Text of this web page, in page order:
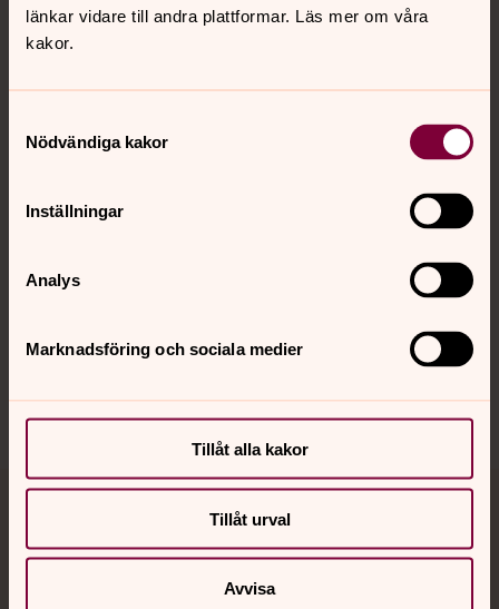
länkar vidare till andra plattformar. Läs mer om våra
kakor.
Nödvändiga kakor
Inställningar
Analys
Marknadsföring och sociala medier
Tillåt alla kakor
Tillåt urval
Avvisa
Kontakt
Sociala kanaler
Jourhavande präst
Akut samtals- och krisstöd. Prata eller chatta anonymt
med en präst på kvällar och nätter.